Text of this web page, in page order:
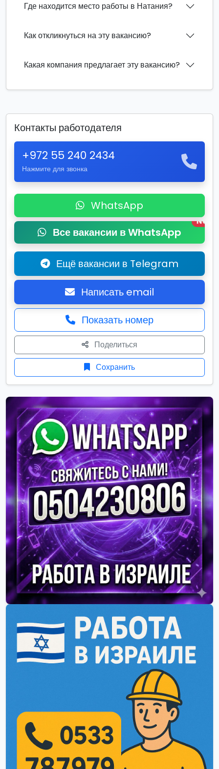
Где находится место работы в Натания?
Как откликнуться на эту вакансию?
Какая компания предлагает эту вакансию?
Контакты работодателя
+972 55 240 2434
Нажмите для звонка
WhatsApp
Все вакансии в WhatsApp
New
Ещё вакансии в Telegram
Написать email
Показать номер
Поделиться
Сохранить